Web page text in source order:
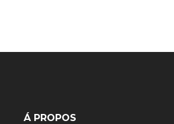
Á PROPOS